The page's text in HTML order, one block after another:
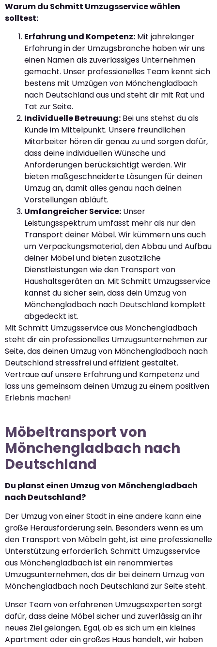
Warum du Schmitt Umzugsservice wählen
solltest:
Erfahrung und Kompetenz: Mit jahrelanger
Erfahrung in der Umzugsbranche haben wir uns
einen Namen als zuverlässiges Unternehmen
gemacht. Unser professionelles Team kennt sich
bestens mit Umzügen von Mönchengladbach
nach Deutschland aus und steht dir mit Rat und
Tat zur Seite.
Individuelle Betreuung: Bei uns stehst du als
Kunde im Mittelpunkt. Unsere freundlichen
Mitarbeiter hören dir genau zu und sorgen dafür,
dass deine individuellen Wünsche und
Anforderungen berücksichtigt werden. Wir
bieten maßgeschneiderte Lösungen für deinen
Umzug an, damit alles genau nach deinen
Vorstellungen abläuft.
Umfangreicher Service: Unser
Leistungsspektrum umfasst mehr als nur den
Transport deiner Möbel. Wir kümmern uns auch
um Verpackungsmaterial, den Abbau und Aufbau
deiner Möbel und bieten zusätzliche
Dienstleistungen wie den Transport von
Haushaltsgeräten an. Mit Schmitt Umzugsservice
kannst du sicher sein, dass dein Umzug von
Mönchengladbach nach Deutschland komplett
abgedeckt ist.
Mit Schmitt Umzugsservice aus Mönchengladbach
steht dir ein professionelles Umzugsunternehmen zur
Seite, das deinen Umzug von Mönchengladbach nach
Deutschland stressfrei und effizient gestaltet.
Vertraue auf unsere Erfahrung und Kompetenz und
lass uns gemeinsam deinen Umzug zu einem positiven
Erlebnis machen!
Möbeltransport von
Mönchengladbach nach
Deutschland
Du planst einen Umzug von Mönchengladbach
nach Deutschland?
Der Umzug von einer Stadt in eine andere kann eine
große Herausforderung sein. Besonders wenn es um
den Transport von Möbeln geht, ist eine professionelle
Unterstützung erforderlich. Schmitt Umzugsservice
aus Mönchengladbach ist ein renommiertes
Umzugsunternehmen, das dir bei deinem Umzug von
Mönchengladbach nach Deutschland zur Seite steht.
Unser Team von erfahrenen Umzugsexperten sorgt
dafür, dass deine Möbel sicher und zuverlässig an ihr
neues Ziel gelangen. Egal, ob es sich um ein kleines
Apartment oder ein großes Haus handelt, wir haben